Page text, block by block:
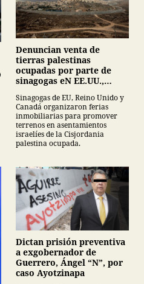
Denuncian venta de
tierras palestinas
ocupadas por parte de
sinagogas eN EE.UU.,
Sinagogas de EU, Reino Unido y
Canadá organizaron ferias
inmobiliarias para promover
terrenos en asentamientos
israelíes de la Cisjordania
palestina ocupada.
Dictan prisión preventiva
a exgobernador de
Guerrero, Ángel “N”, por
caso Ayotzinapa